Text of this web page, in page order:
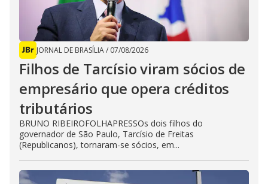
JORNAL DE BRASÍLIA/ 07/08/2026
Filhos de Tarcísio viram sócios de
empresário que opera créditos
tributários
BRUNO RIBEIROFOLHAPRESSOs dois filhos do
governador de São Paulo, Tarcísio de Freitas
(Republicanos), tornaram-se sócios, em...